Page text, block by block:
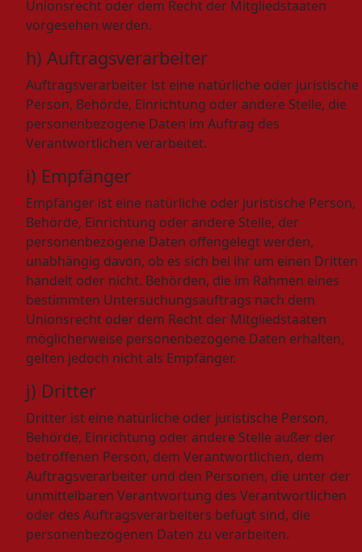
Unionsrecht oder dem Recht der Mitgliedstaaten
vorgesehen werden.
h) Auftragsverarbeiter
Auftragsverarbeiter ist eine natürliche oder juristische
Person, Behörde, Einrichtung oder andere Stelle, die
personenbezogene Daten im Auftrag des
Verantwortlichen verarbeitet.
i) Empfänger
Empfänger ist eine natürliche oder juristische Person,
Behörde, Einrichtung oder andere Stelle, der
personenbezogene Daten offengelegt werden,
unabhängig davon, ob es sich bei ihr um einen Dritten
handelt oder nicht. Behörden, die im Rahmen eines
bestimmten Untersuchungsauftrags nach dem
Unionsrecht oder dem Recht der Mitgliedstaaten
möglicherweise personenbezogene Daten erhalten,
gelten jedoch nicht als Empfänger.
j) Dritter
Dritter ist eine natürliche oder juristische Person,
Behörde, Einrichtung oder andere Stelle außer der
betroffenen Person, dem Verantwortlichen, dem
Auftragsverarbeiter und den Personen, die unter der
unmittelbaren Verantwortung des Verantwortlichen
oder des Auftragsverarbeiters befugt sind, die
personenbezogenen Daten zu verarbeiten.